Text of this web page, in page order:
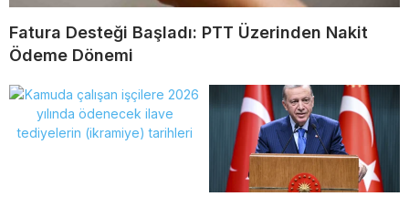
Fatura Desteği Başladı: PTT Üzerinden Nakit
Ödeme Dönemi